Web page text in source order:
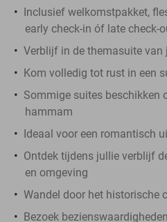
Inclusief welkomstpakket,
early check-in óf late check-
Verblijf in de themasuite van
Kom volledig tot rust in een
Sommige suites beschikken
hammam
Ideaal voor een romantisch
Ontdek tijdens jullie verblijf
en omgeving
Wandel door het historische
Bezoek